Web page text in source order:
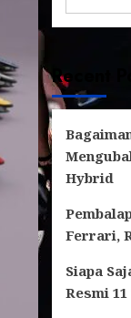
Recent
Hybrid
Ferrari,
Siapa
Resmi